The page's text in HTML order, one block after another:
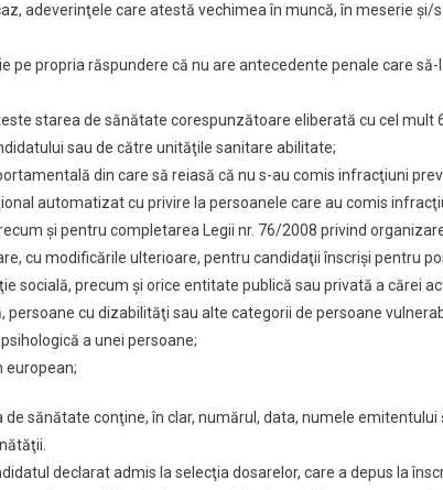
adeverinţele care atestă vechimea în muncă, în meserie şi/
pe propria răspundere că nu are antecedente penale care
starea de sănătate corespunzătoare eliberată cu cel mult
sau de către unităţile sanitare abilitate;
din care să reiasă că nu s-au comis infracţiuni
automatizat cu privire la persoanele care au comis
şi pentru completarea Legii nr. 76/2008 privind
cu modificările ulterioare, pentru candidaţii înscrişi pentru
socială, precum şi orice entitate publică sau privată a cărei
persoane cu dizabilităţi sau alte categorii de persoane
a unei persoane;
european;
sănătate conţine, în clar, numărul, data, numele
declarat admis la selecţia dosarelor, care a depus la